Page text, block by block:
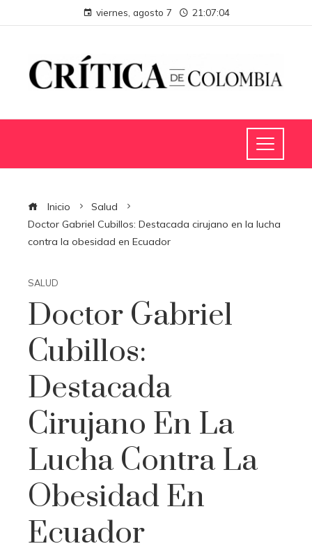
viernes, agosto 7 21:07:04
Inicio
Salud
Doctor Gabriel Cubillos: Destacada cirujano en la lucha
contra la obesidad en Ecuador
SALUD
Doctor Gabriel
Cubillos:
Destacada
Cirujano En La
Lucha Contra La
Obesidad En
Ecuador